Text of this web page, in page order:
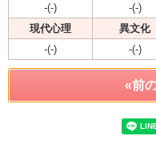
-(-)
-(-)
現代心理
異文化
-(-)
-(-)
«前